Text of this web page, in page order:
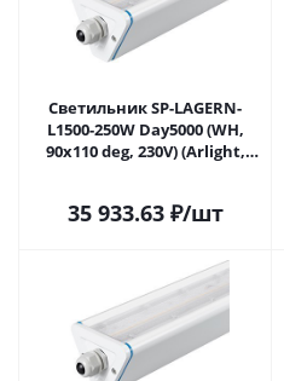
Светильник SP-LAGERN-
L1500-250W Day5000 (WH,
90х110 deg, 230V) (Arlight,
35 933.63₽/шт